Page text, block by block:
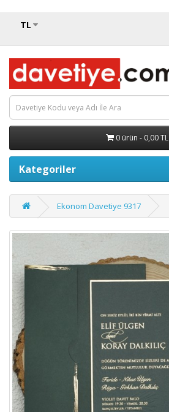
TL
0 ürün - 0,00 TL
Kategoriler
Ekonom Davetiye 9317